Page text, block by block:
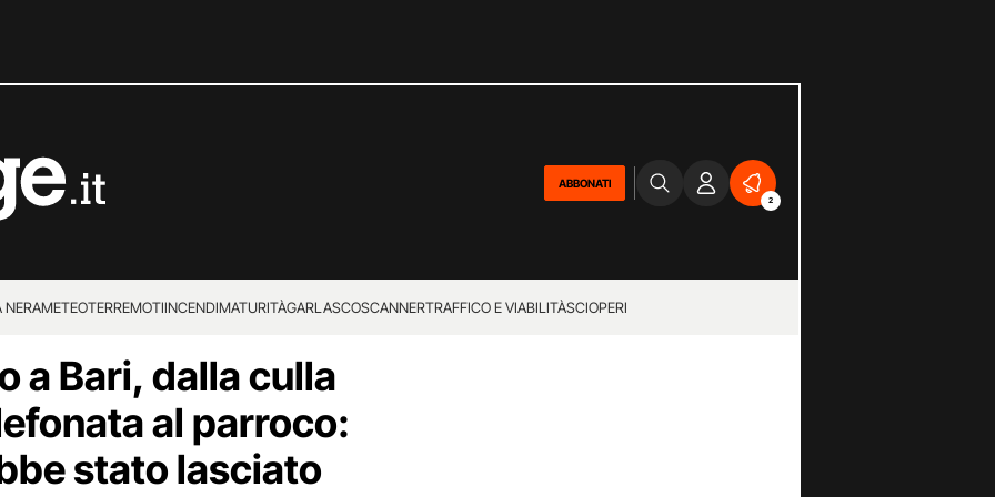
ABBONATI
2
NERAMETEOTERREMOTIINCENDIMATURITÀGARLASCOSCANNERTRAFFICO E VIABILITÀSCIOPERI
a Bari, dalla culla
al parroco:
stato lasciato